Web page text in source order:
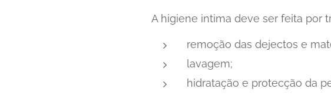
A higiene intima deve ser feita por
remoção das dejectos e
lavagem;
hidratação e protecção da